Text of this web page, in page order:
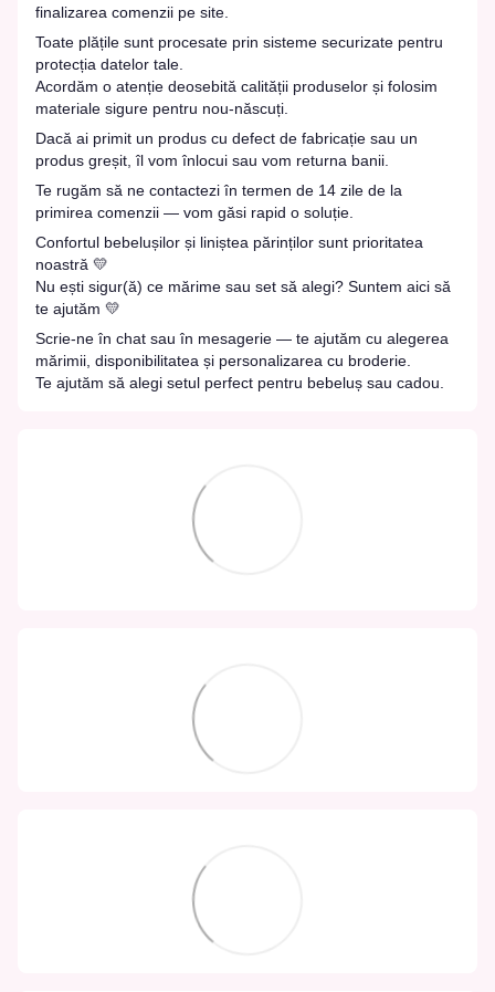
finalizarea comenzii pe site.
Toate plățile sunt procesate prin sisteme securizate pentru
protecția datelor tale.
Acordăm o atenție deosebită calității produselor și folosim
materiale sigure pentru nou-născuți.
Dacă ai primit un produs cu defect de fabricație sau un
produs greșit, îl vom înlocui sau vom returna banii.
Te rugăm să ne contactezi în termen de 14 zile de la
primirea comenzii — vom găsi rapid o soluție.
Confortul bebelușilor și liniștea părinților sunt prioritatea
noastră 💛
Nu ești sigur(ă) ce mărime sau set să alegi? Suntem aici să
te ajutăm 💛
Scrie-ne în chat sau în mesagerie — te ajutăm cu alegerea
mărimii, disponibilitatea și personalizarea cu broderie.
Te ajutăm să alegi setul perfect pentru bebeluș sau cadou.